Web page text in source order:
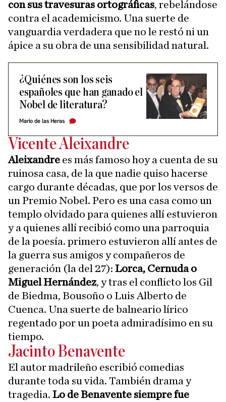
con sus travesuras ortográficas, rebelándose
contra el academicismo. Una suerte de
vanguardia verdadera que no le restó ni un
ápice a su obra de una sensibilidad natural.
¿Quiénes son los seis
españoles que han ganado el
Nobel de literatura?
Mario de las Heras
Vicente Aleixandre
Aleixandre es más famoso hoy a cuenta de su
ruinosa casa, de la que nadie quiso hacerse
cargo durante décadas, que por los versos de
un Premio Nobel. Pero es una casa como un
templo olvidado para quienes allí estuvieron
y a quienes allí recibió como una parroquia
de la poesía. primero estuvieron allí antes de
la guerra sus amigos y compañeros de
generación (la del 27): Lorca, Cernuda o
Miguel Hernández, y tras el conflicto los Gil
de Biedma, Bousoño o Luis Alberto de
Cuenca. Una suerte de balneario lírico
regentado por un poeta admiradísimo en su
tiempo.
Jacinto Benavente
El autor madrileño escribió comedias
durante toda su vida. También drama y
tragedia. Lo de Benavente siempre fue